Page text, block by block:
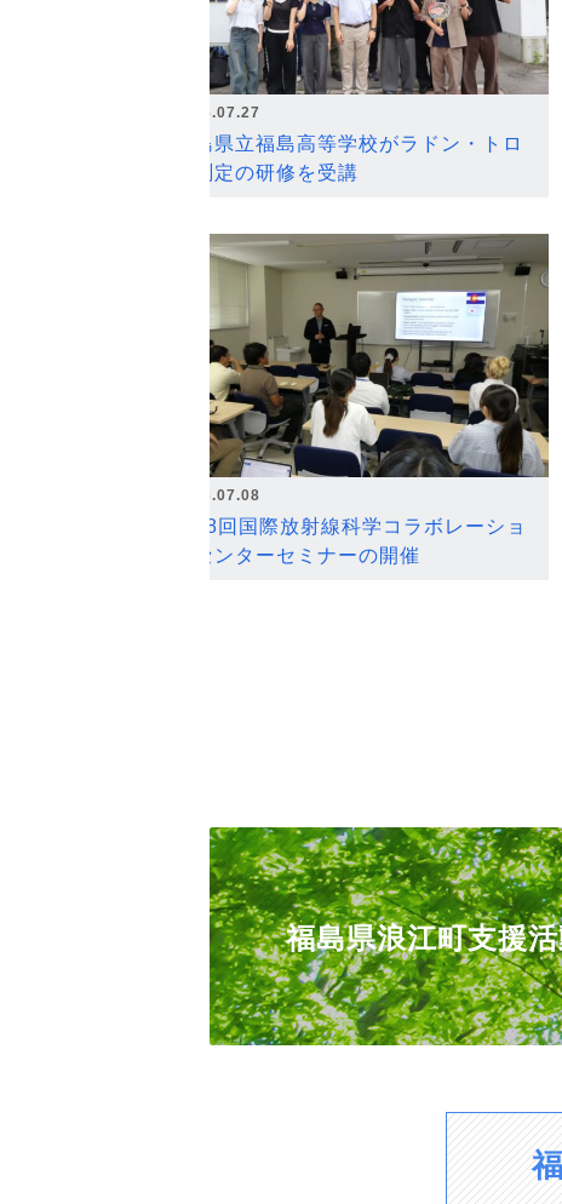
2026.07.27
福島県立福島高等学校がラドン・トロ
ン測定の研修を受講
2026.07.08
第18回国際放射線科学コラボレーショ
ンセンターセミナーの開催
福島県浪江町支援